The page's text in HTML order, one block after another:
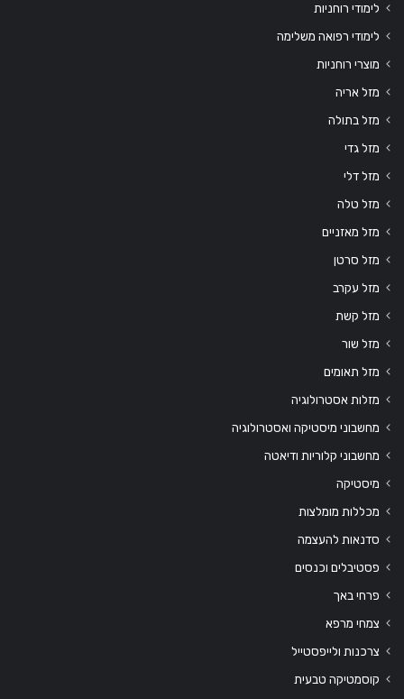
לימודי רוחניות
לימודי רפואה משלימה
מוצרי רוחניות
מזל אריה
מזל בתולה
מזל גדי
מזל דלי
מזל טלה
מזל מאזניים
מזל סרטן
מזל עקרב
מזל קשת
מזל שור
מזל תאומים
מזלות אסטרולוגיה
מחשבוני מיסטיקה ואסטרולוגיה
מחשבוני קלוריות ודיאטה
מיסטיקה
מכללות מומלצות
סדנאות להעצמה
פסטיבלים וכנסים
פרחי באך
צמחי מרפא
צרכנות ולייפסטייל
קוסמטיקה טבעית